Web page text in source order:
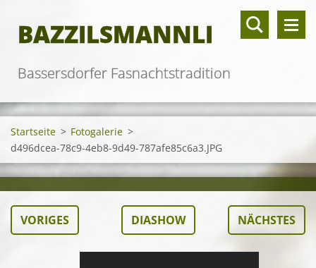
BAZZILSMANNLI
Bassersdorfer Fasnachtstradition
Startseite > Fotogalerie >
d496dcea-78c9-4eb8-9d49-787afe85c6a3.JPG
VORIGES DIASHOW NÄCHSTES